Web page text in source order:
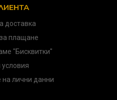
доставка
плащане
"Бисквитки"
на лични данни